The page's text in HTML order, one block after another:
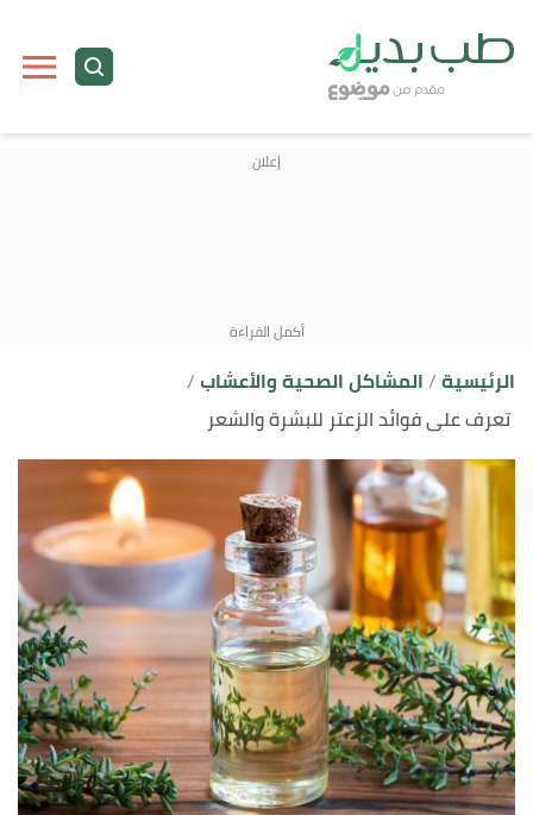
الرئيسية المشاكل الصحية والأعشاب
تعرف على فوائد الزعتر للبشرة والشعر